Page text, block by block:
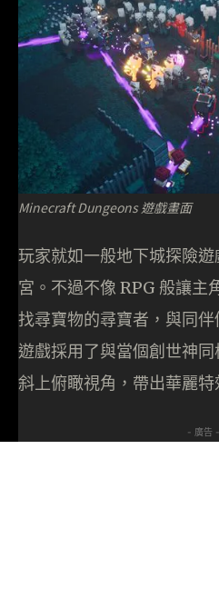
Minecraft Dungeons 遊戲畫面
玩家就如一般地下城探險
宮。不過不像 RPG 般讓主
找尋寶物的尋寶者，與同伴
遊戲採用了與當個創世神
斜上俯瞰視角，帶出華麗特
- 廣告 -